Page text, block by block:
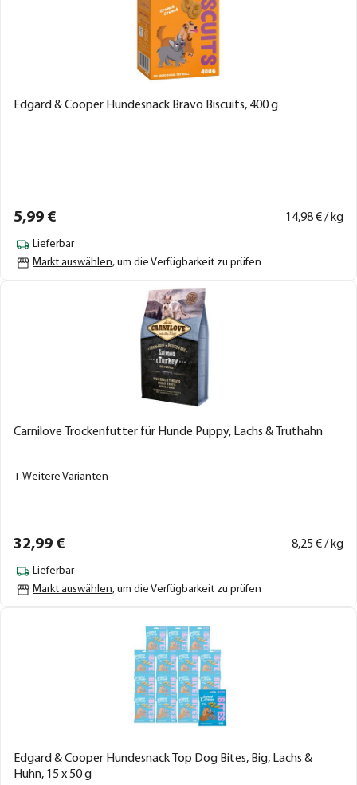
Edgard & Cooper Hundesnack Bravo Biscuits, 400 g
5,99 € 14,98€ / kg
Lieferbar
Markt auswählen, um die Verfügbarkeit zu prüfen
Carnilove Trockenfutter für Hunde Puppy, Lachs & Truthahn
+ Weitere Varianten
32,99 € 8,25€ / kg
Lieferbar
Markt auswählen, um die Verfügbarkeit zu prüfen
Edgard & Cooper Hundesnack Top Dog Bites, Big, Lachs &
Huhn, 15 x 50 g